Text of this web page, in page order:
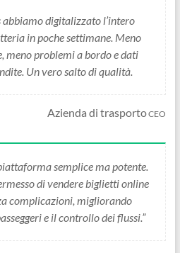
abbiamo digitalizzato l’intero
in poche settimane. Meno
meno problemi a bordo e dati
Un vero salto di qualità.
Azienda di trasportoCEO
semplice ma potente.
di vendere biglietti online
complicazioni, migliorando
e il controllo dei flussi.”